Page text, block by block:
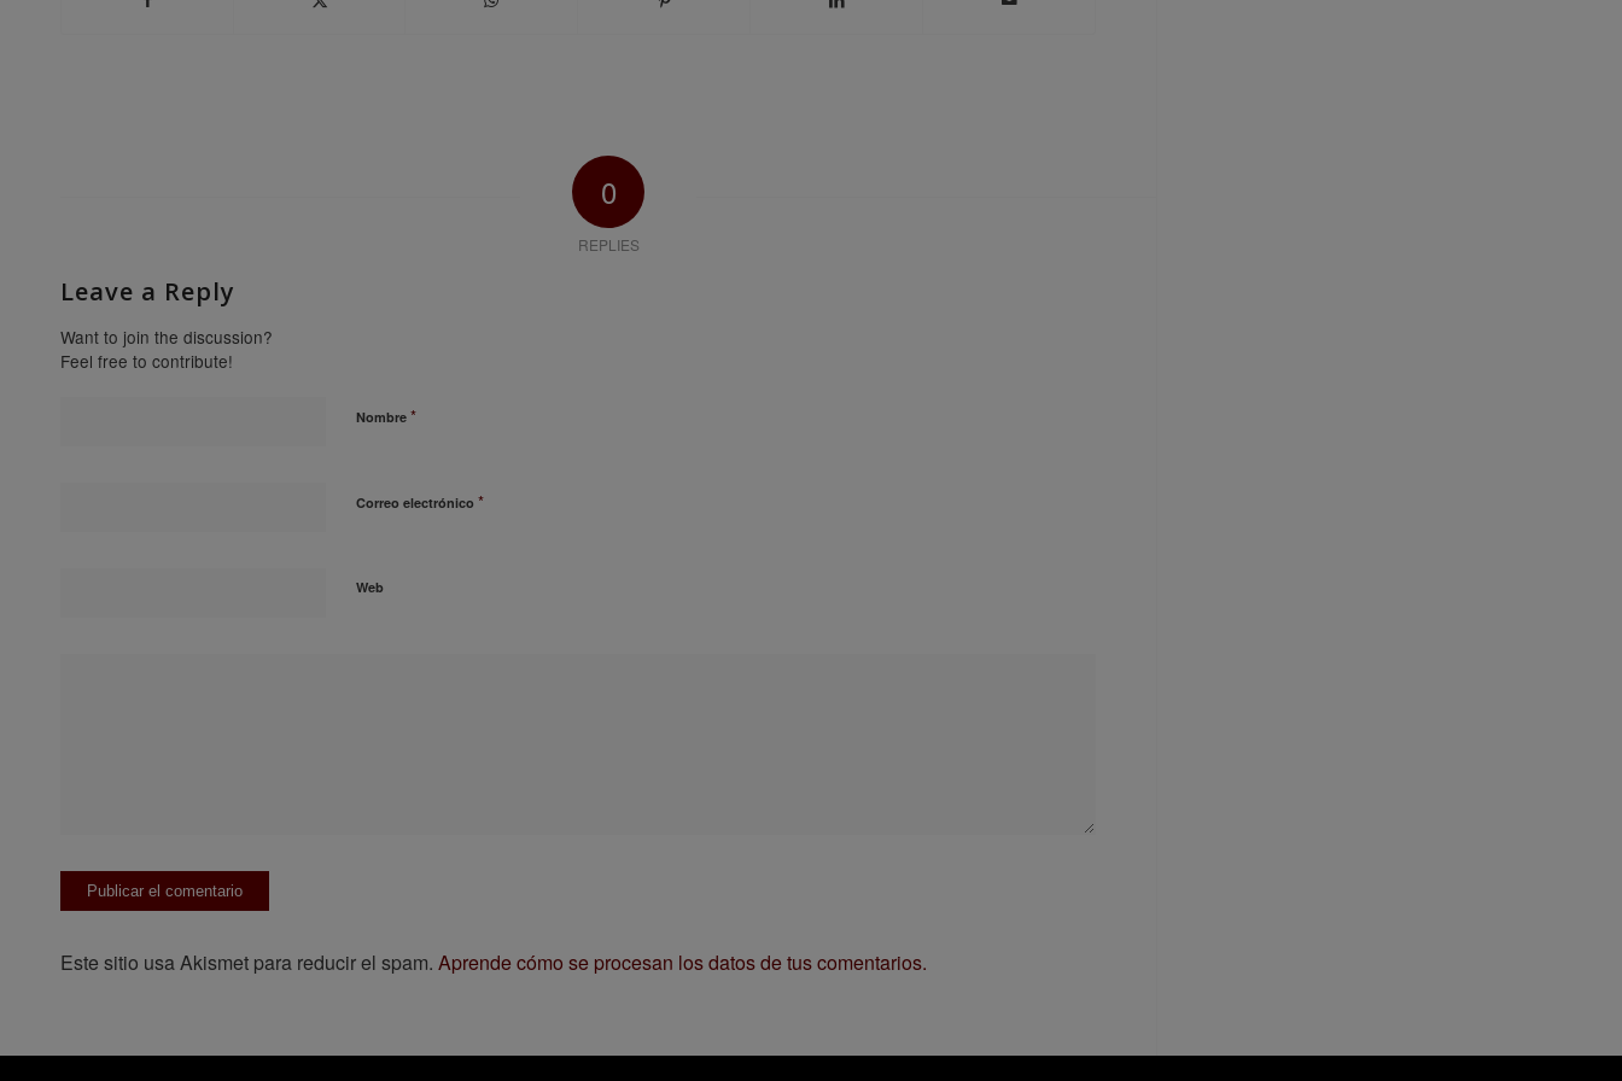
0
REPLIES
Leave a Reply
Want to join the discussion?
Feel free to contribute!
Nombre *
Correo electrónico *
Web
Este sitio usa Akismet para reducir el spam. Aprende cómo se procesan los datos de tus comentarios.